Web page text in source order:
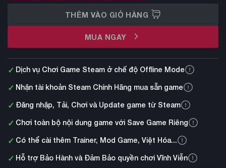
THÊM VÀO GIỎ HÀNG
MUA NGAY
✓ Dịch vụ Chơi Game Steam ở chế độ Offline Mode
✓ Nhận tài khoản Steam Chính Hãng mua sẵn game
✓ Đăng nhập, Tải, Chơi và Update game từ Steam
✓ Chơi toàn bộ nội dung game với Save Game Riêng
✓ Có thể cài thêm Trainer, Mod Game, Việt Hóa...
✓ Hỗ trợ Bảo Hành và Đảm Bảo quyền chơi Vĩnh Viễn